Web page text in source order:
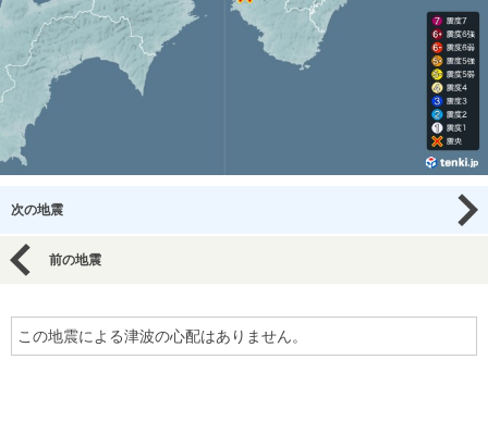
次の地震
前の地震
この地震による津波の心配はありません。